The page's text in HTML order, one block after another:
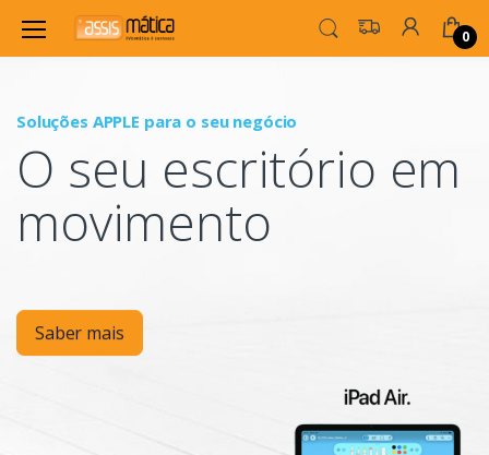
0
Soluções APPLE para o seu negócio
O seu escritório em
movimento
Saber mais